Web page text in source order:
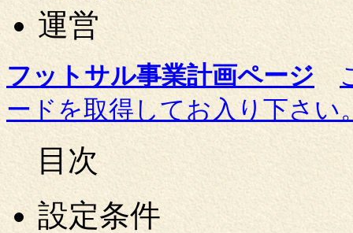
運営
フットサル事業計画ページ
ードを取得してお入り下さい
目次
設定条件